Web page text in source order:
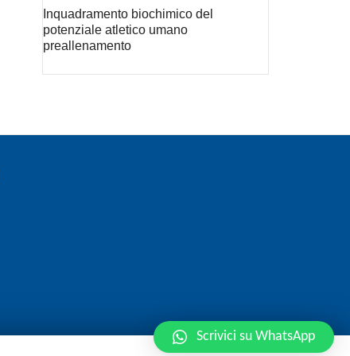
Inquadramento biochimico del
potenziale atletico umano
preallenamento
Scrivici su WhatsApp